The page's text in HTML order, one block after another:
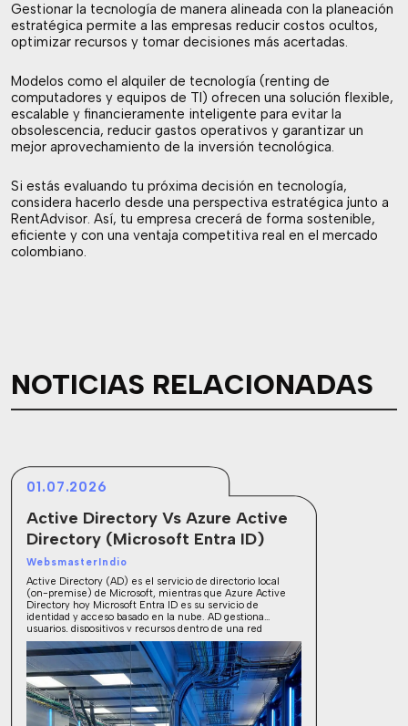
Gestionar la tecnología de manera alineada con la planeación
estratégica permite a las empresas reducir costos ocultos,
optimizar recursos y tomar decisiones más acertadas.
Modelos como el alquiler de tecnología (renting de
computadores y equipos de TI) ofrecen una solución flexible,
escalable y financieramente inteligente para evitar la
obsolescencia, reducir gastos operativos y garantizar un
mejor aprovechamiento de la inversión tecnológica.
Si estás evaluando tu próxima decisión en tecnología,
considera hacerlo desde una perspectiva estratégica junto a
RentAdvisor. Así, tu empresa crecerá de forma sostenible,
eficiente y con una ventaja competitiva real en el mercado
colombiano.
NOTICIAS RELACIONADAS
01.07.2026
Active Directory Vs Azure Active
Directory (Microsoft Entra ID)
WebsmasterIndio
Active Directory (AD) es el servicio de directorio local
(on-premise) de Microsoft, mientras que Azure Active
Directory hoy Microsoft Entra ID es su servicio de
identidad y acceso basado en la nube. AD gestiona
usuarios, dispositivos y recursos dentro de una red
corporativa tradicional; Entra ID administra el acceso a
aplicaciones en la nube y […]